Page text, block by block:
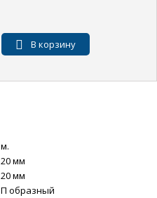
В корзину
м.
20 мм
20 мм
П образный